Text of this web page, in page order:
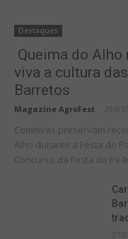
Destaques
Queima do
viva a cultura
Barretos
Magazine AgroFest 29/
Comitivas preservam
Alho durante a Festa do
Concurso da Festa do
27/